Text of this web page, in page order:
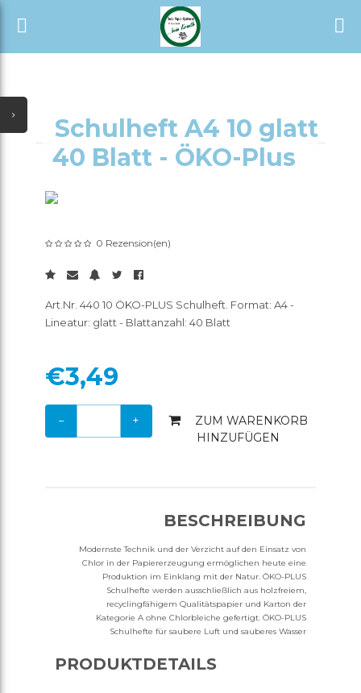
Schulheft A4 10 glatt
40 Blatt - ÖKO-Plus
0 Rezension(en)
Art.Nr. 440 10 ÖKO-PLUS Schulheft. Format: A4 -
Lineatur: glatt - Blattanzahl: 40 Blatt
€3,49
− +
ZUM WARENKORB
HINZUFÜGEN
BESCHREIBUNG
Modernste Technik und der Verzicht auf den Einsatz von
Chlor in der Papiererzeugung ermöglichen heute eine
Produktion im Einklang mit der Natur. ÖKO-PLUS
Schulhefte werden ausschließlich aus holzfreiem,
recyclingfähigem Qualitätspapier und Karton der
Kategorie A ohne Chlorbleiche gefertigt. ÖKO-PLUS
Schulhefte für saubere Luft und sauberes Wasser
PRODUKTDETAILS
START
SONDERANGEBOTE
Alle Kategorien